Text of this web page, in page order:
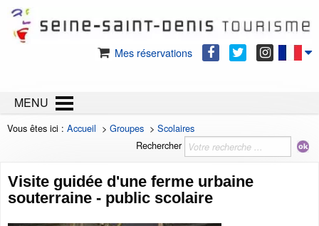
Mes réservations
MENU
Vous êtes ici : Accueil > Groupes > Scolaires
Rechercher
Visite guidée d'une ferme urbaine
souterraine - public scolaire